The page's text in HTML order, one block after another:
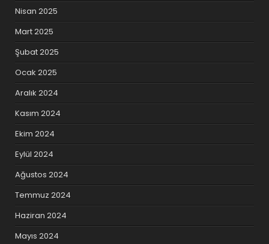
Nisan 2025
Mart 2025
Şubat 2025
Ocak 2025
Aralık 2024
Kasım 2024
Ekim 2024
Eylül 2024
Ağustos 2024
Temmuz 2024
Haziran 2024
Mayıs 2024